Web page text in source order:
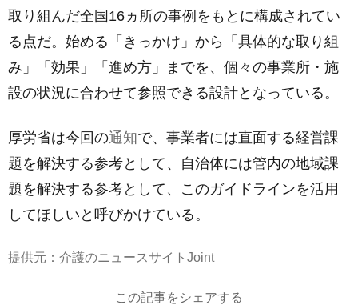
取り組んだ全国16ヵ所の事例をもとに構成されてい
る点だ。始める「きっかけ」から「具体的な取り組
み」「効果」「進め方」までを、個々の事業所・施
設の状況に合わせて参照できる設計となっている。
厚労省は今回の通知で、事業者には直面する経営課
題を解決する参考として、自治体には管内の地域課
題を解決する参考として、このガイドラインを活用
してほしいと呼びかけている。
提供元：介護のニュースサイトJoint
この記事をシェアする